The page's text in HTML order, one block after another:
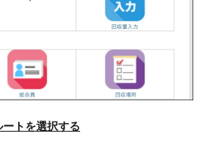
トを選択する